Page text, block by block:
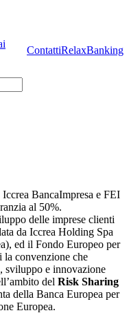
ContattiRelaxBanking
BancaImpresa e FEI
al 50%.
delle imprese clienti
da Iccrea Holding Spa
ed il Fondo Europeo per
convenzione che
sviluppo e innovazione
del Risk Sharing
della Banca Europea per
Europea.